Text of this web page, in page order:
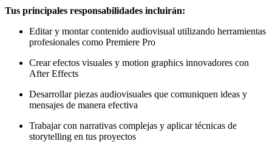
Tus principales responsabilidades incluirán:
Editar y montar contenido audiovisual utilizando herramientas
profesionales como Premiere Pro
Crear efectos visuales y motion graphics innovadores con
After Effects
Desarrollar piezas audiovisuales que comuniquen ideas y
mensajes de manera efectiva
Trabajar con narrativas complejas y aplicar técnicas de
storytelling en tus proyectos